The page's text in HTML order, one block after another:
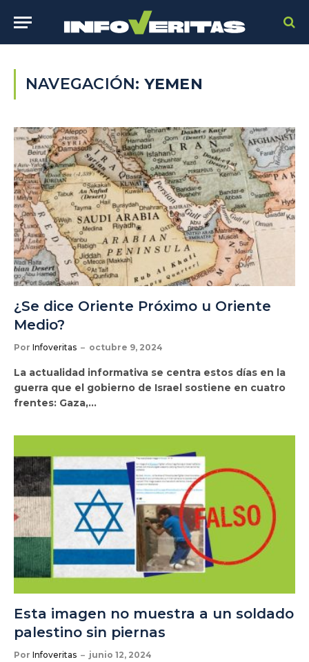
NAVEGACIÓN: YEMEN
¿Se dice Oriente Próximo u Oriente
Medio?
Por Infoveritas octubre 9, 2024
La actualidad informativa se centra estos días en la
guerra que el gobierno de Israel sostiene en cuatro
frentes: Gaza,…
Esta imagen no muestra a un soldado
palestino sin piernas
Por Infoveritas junio 12, 2024